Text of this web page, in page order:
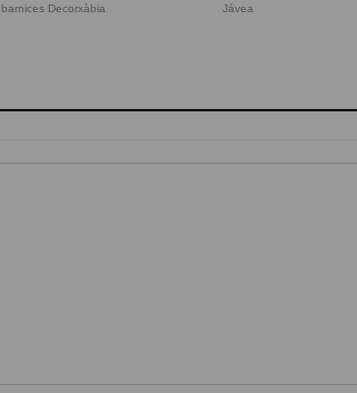
barnices Decorxàbia
Jávea